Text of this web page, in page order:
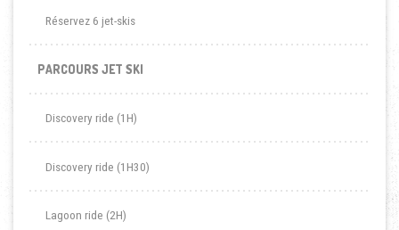
Réservez 6 jet-skis
PARCOURS JET SKI
Discovery ride (1H)
Discovery ride (1H30)
Lagoon ride (2H)